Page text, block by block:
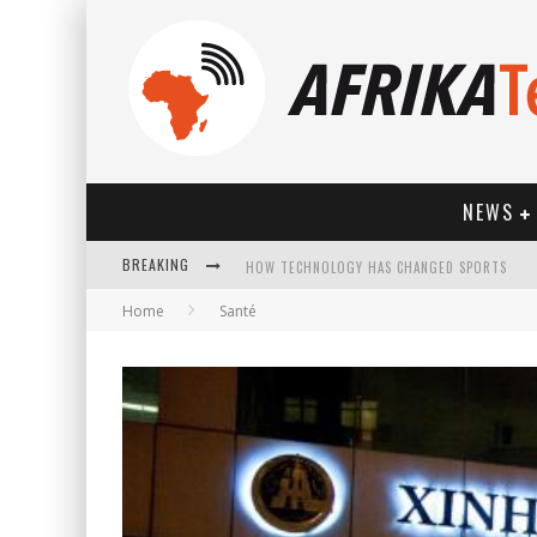
NEWS
BREAKING HOW TECHNOLOGY HAS CHANGED SPORTS
Home Santé